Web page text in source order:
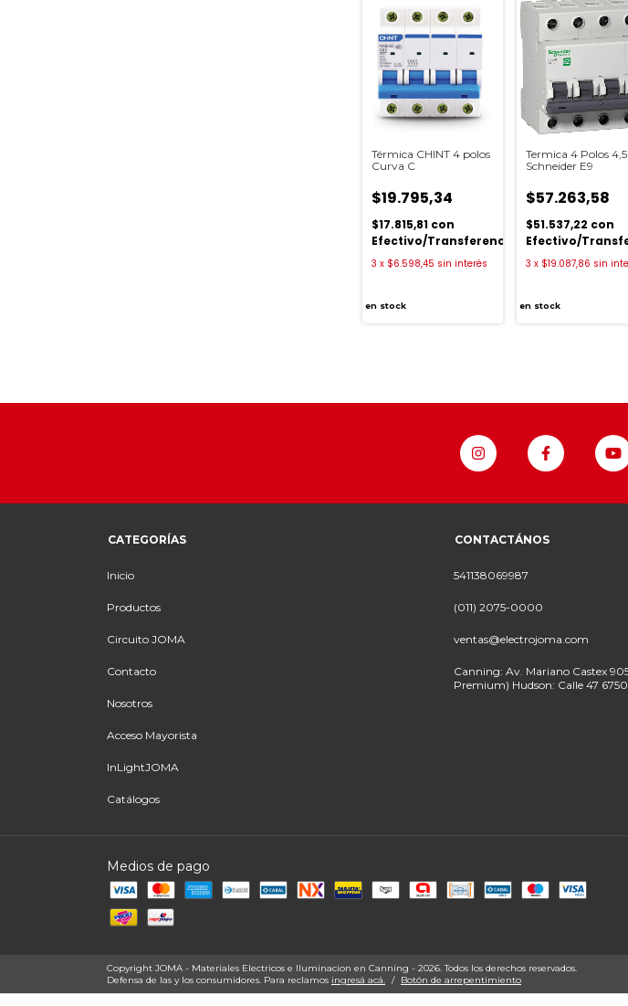
Térmica CHINT 4 polos
Curva C
$19.795,34
$17.815,81 con
Efectivo/Transferencia
3 x $6.598,45 sin interés
en stock
Termica 4 Polos
Schneider E9
$57.263,58
$51.537,22 con
Efectivo/
3 x $19.087,86 sin
en stock
CATEGORÍAS
Inicio
Productos
Circuito JOMA
Contacto
Nosotros
Acceso Mayorista
InLightJOMA
Catálogos
CONTACTÁNOS
541138069987
(011) 2075-0000
ventas@electrojoma.com
Canning: Av. Mariano Castex
Premium) Hudson: Calle 47
Medios de pago
Copyright JOMA - Materiales Electricos e Iluminacion en Canning - 2026. Todos los derechos reservados.
Defensa de las y los consumidores. Para reclamos ingresá acá. / Botón de arrepentimiento